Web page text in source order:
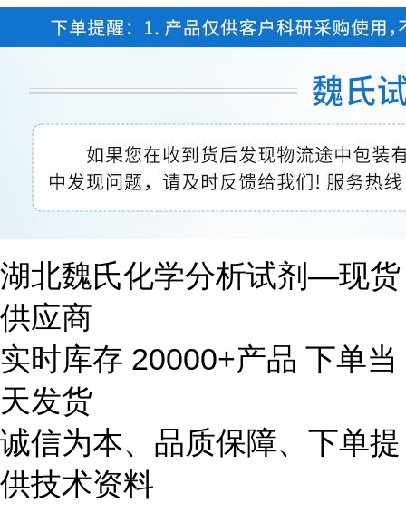
湖北魏氏化学分析试剂—现货
供应商
实时库存 20000+产品 下单当
天发货
诚信为本、品质保障、下单提
供技术资料